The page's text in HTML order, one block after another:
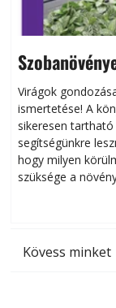
Virágok
ismertetése! A
sikeresen
segítségünkre
hogy milyen
szüksége a
Kövess minket